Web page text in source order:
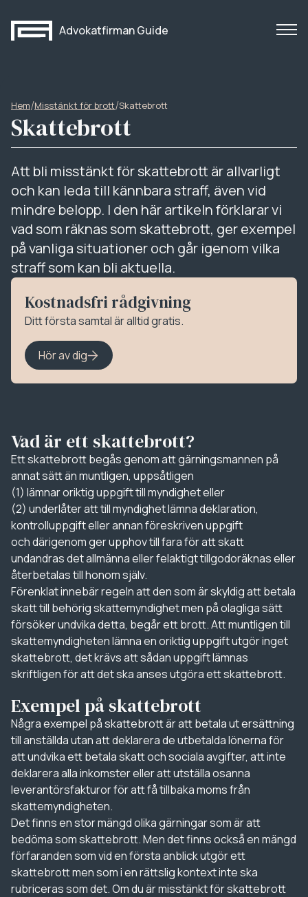
Advokatfirman Guide
Hem/Misstänkt för brott/Skattebrott
Skattebrott
Att bli misstänkt för skattebrott är allvarligt
och kan leda till kännbara straff, även vid
mindre belopp. I den här artikeln förklarar vi
vad som räknas som skattebrott, ger exempel
på vanliga situationer och går igenom vilka
straff som kan bli aktuella.
Kostnadsfri rådgivning
Ditt första samtal är alltid gratis.
Hör av dig
Vad är ett skattebrott?
Ett skattebrott begås genom att gärningsmannen på
annat sätt än muntligen, uppsåtligen
(1) lämnar oriktig uppgift till myndigheteller
(2) underlåter att till myndighet lämna deklaration,
kontrolluppgift eller annan föreskriven uppgift
och därigenom ger upphov till fara för att skatt
undandras det allmänna eller felaktigt tillgodoräknas eller
återbetalas till honom själv.
Förenklat innebär regeln att den som är skyldig att betala
skatt till behörig skattemyndighet men på olagliga sätt
försöker undvika detta, begår ett brott. Att muntligen till
skattemyndigheten lämna en oriktig uppgift utgör inget
skattebrott, det krävs att sådan uppgift lämnas
skriftligen för att det ska anses utgöra ett skattebrott.
Exempel på skattebrott
Några exempel på skattebrott är att betala ut ersättning
till anställda utan att deklarera de utbetalda lönerna för
att undvika ett betala skatt och sociala avgifter, att inte
deklarera alla inkomster eller att utställa osanna
leverantörsfakturor för att få tillbaka moms från
skattemyndigheten.
Det finns en stor mängd olika gärningar som är att
bedöma som skattebrott. Men det finns också en mängd
förfaranden som vid en första anblick utgör ett
skattebrott men som i en rättslig kontext inte ska
rubriceras som det. Om du är misstänkt för skattebrott